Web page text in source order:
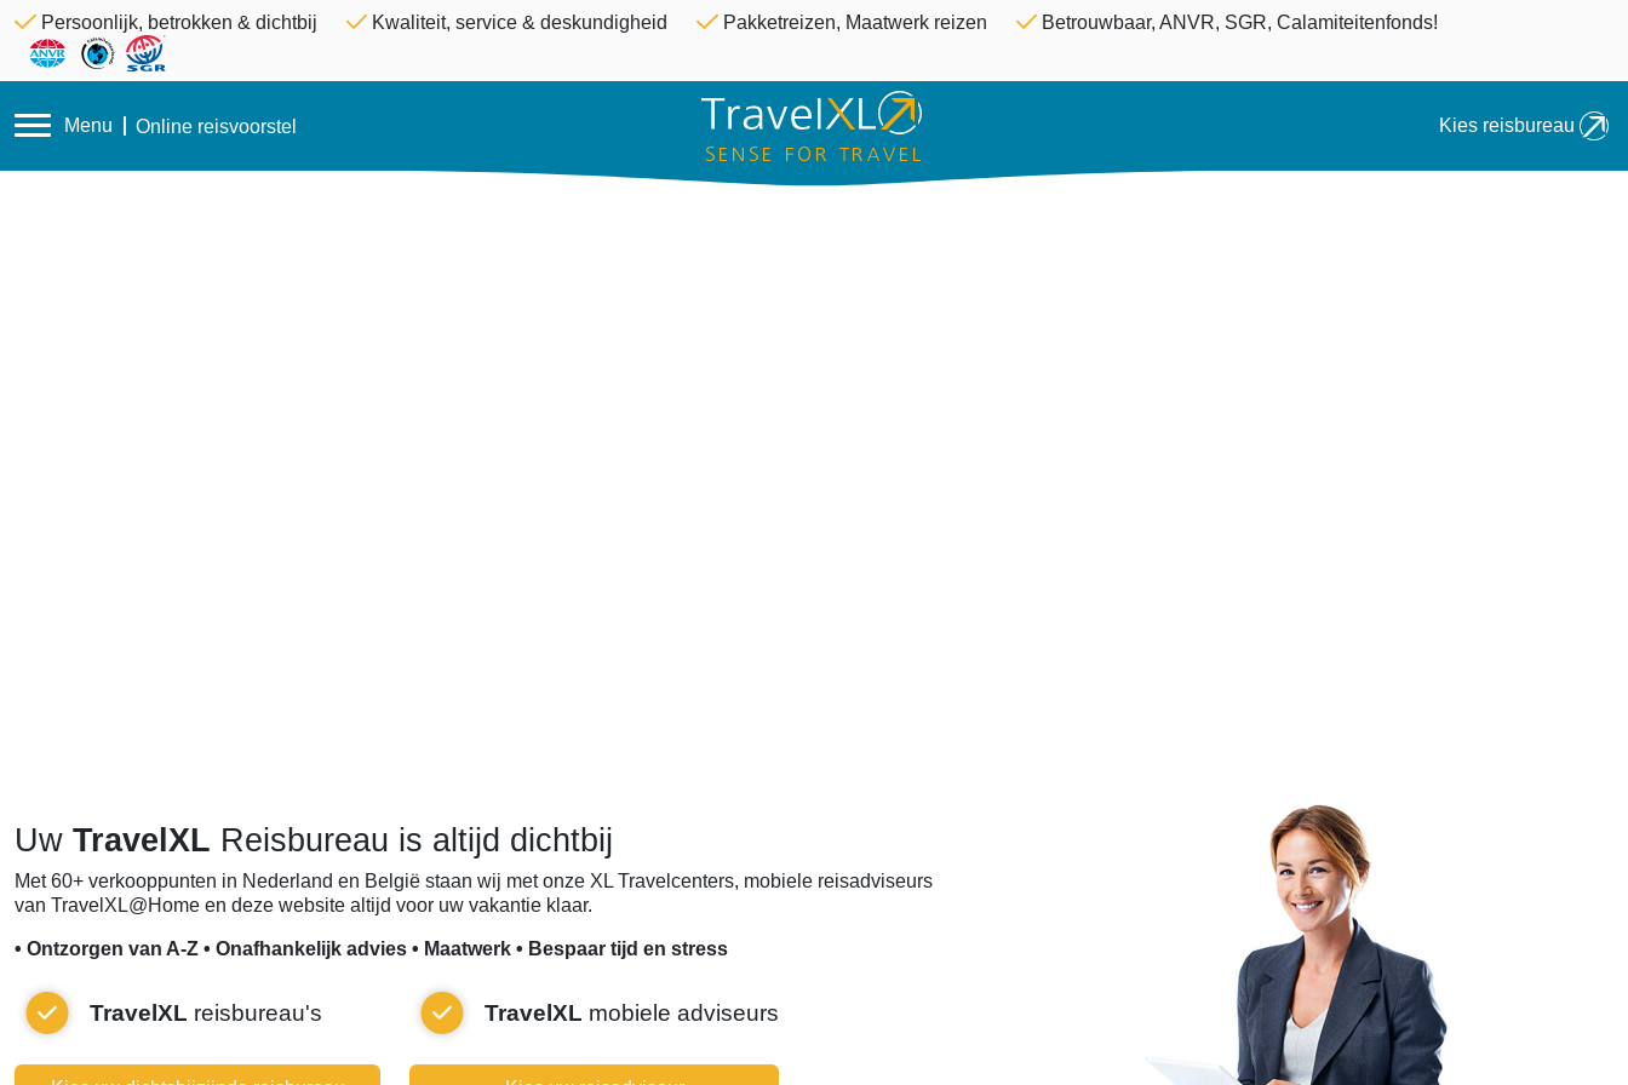
Overslaan en naar de inhoud gaan
Persoonlijk, betrokken & dichtbij Kwaliteit, service & deskundigheid Pakketreizen, Maatwerk reizen Betrouwbaar, ANVR, SGR, Calamiteitenfonds!
Menu Online reisvoorstel Kies reisbureau
Uw TravelXL Reisbureau is altijd dichtbij
Met 60+ verkooppunten in Nederland en België staan wij met onze XL Travelcenters, mobiele reisadviseurs
van TravelXL@Home en deze website altijd voor uw vakantie klaar.
• Ontzorgen van A-Z • Onafhankelijk advies • Maatwerk • Bespaar tijd en stress
TravelXL reisbureau's TravelXL mobiele adviseurs